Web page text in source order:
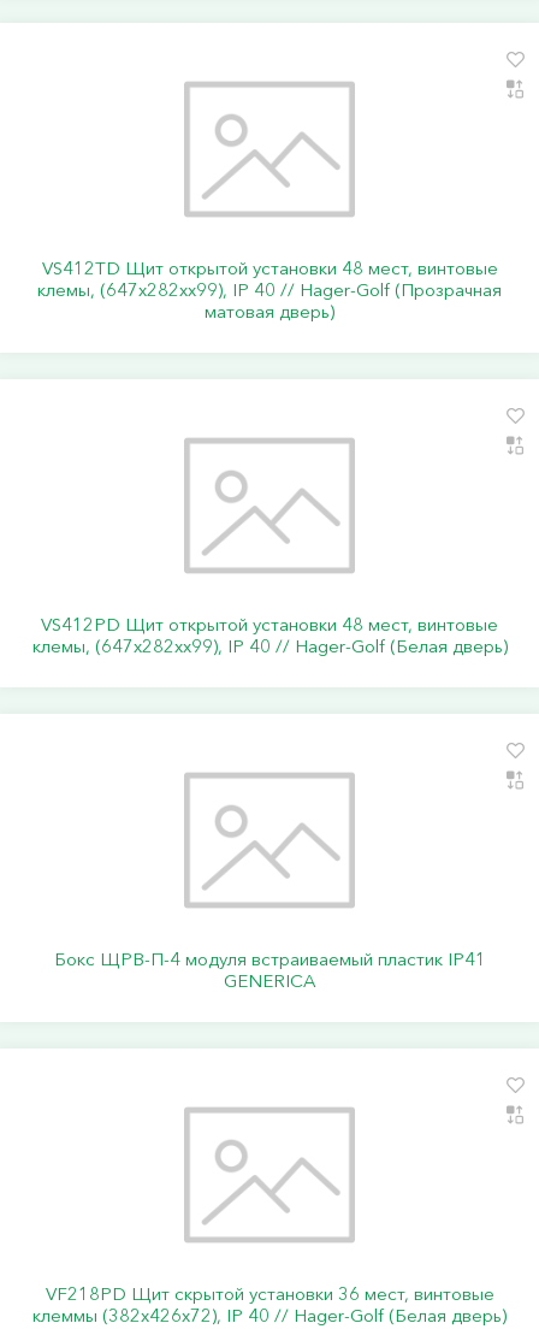
VS412TD Щит открытой установки 48 мест, винтовые
клемы, (647х282хх99), IP 40 // Hager-Golf (Прозрачная
матовая дверь)
VS412PD Щит открытой установки 48 мест, винтовые
клемы, (647х282хх99), IP 40 // Hager-Golf (Белая дверь)
Бокс ЩРВ-П-4 модуля встраиваемый пластик IP41
GENERICA
VF218PD Щит скрытой установки 36 мест, винтовые
клеммы (382х426х72), IP 40 // Hager-Golf (Белая дверь)